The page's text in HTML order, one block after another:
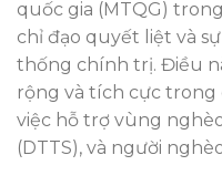
quốc gia (MTQG)
chỉ đạo quyết liệt và
thống chính trị. Điều
rộng và tích cực trong
việc hỗ trợ vùng
(DTTS), và người